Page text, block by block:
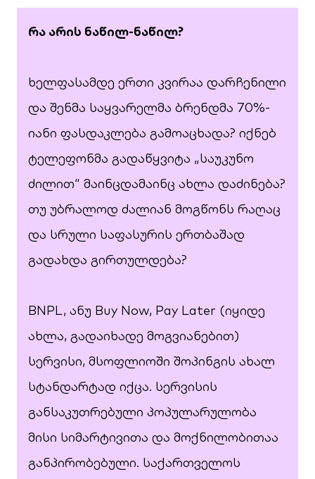
რა არის ნაწილ-ნაწილ?
ხელფასამდე ერთი კვირაა დარჩენილი
და შენმა საყვარელმა ბრენდმა 70%-
იანი ფასდაკლება გამოაცხადა? იქნებ
ტელეფონმა გადაწყვიტა „საუკუნო
ძილით“ მაინცდამაინც ახლა დაძინება?
თუ უბრალოდ ძალიან მოგწონს რაღაც
და სრული საფასურის ერთბაშად
გადახდა გირთულდება?
BNPL, ანუ Buy Now, Pay Later (იყიდე
ახლა, გადაიხადე მოგვიანებით)
სერვისი, მსოფლიოში შოპინგის ახალ
სტანდარტად იქცა. სერვისის
განსაკუთრებული პოპულარულობა
მისი სიმარტივითა და მოქნილობითაა
განპირობებული. საქართველოს